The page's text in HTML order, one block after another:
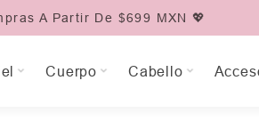
A Partir De $699 MXN 💖
Cuerpo Cabello